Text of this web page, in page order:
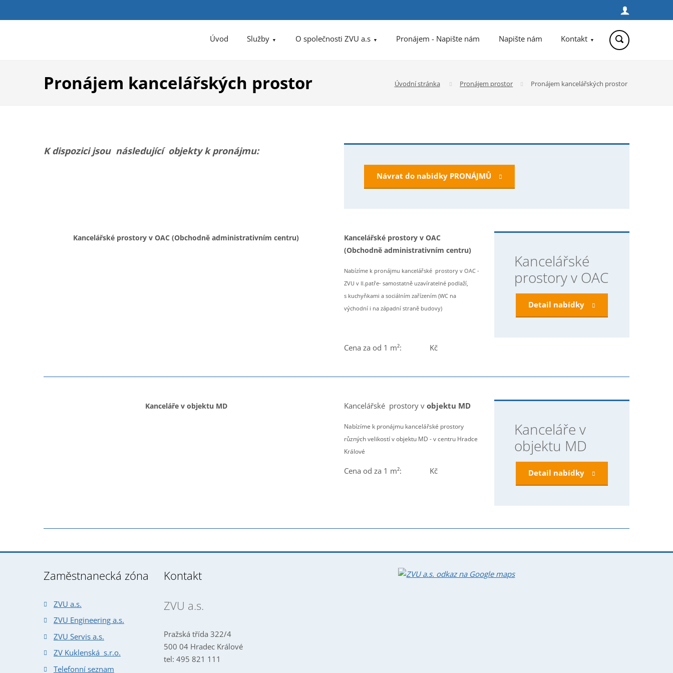
se
Úvod Služby O společnosti ZVU a.s Pronájem - Napište nám Napište nám Kontakt
Pronájem kancelářských prostor Úvodní stránka Pronájem prostor Pronájem kancelářských prostor
K dispozici jsou následující objekty k pronájmu:
Návrat do nabidky PRONÁJMŮ
Kancelářské prostory v OAC (Obchodně administrativním centru)
Kancelářské prostory v OAC
(Obchodně administrativním centru)
Nabízíme k pronájmu kancelářské prostory v OAC -
ZVU v II.patře- samostatně uzavíratelné podlaží,
s kuchyňkami a sociálním zařízením (WC na
východní i na západní straně budovy)
Cena za od 1 m²: Kč
Kancelářské
prostory v OAC
Detail nabídky
Kanceláře v objektu MD Kancelářské prostory v objektu MD
Nabízíme k pronájmu kancelářské prostory
různých velikostí v objektu MD - v centru Hradce
Králové
Cena od za 1 m²: Kč
Kanceláře v
objektu MD
Detail nabídky
Zaměstnanecká zóna
ZVU a.s.
ZVU Engineering a.s.
ZVU Servis a.s.
ZV Kuklenská s.r.o.
Telefonní seznam
Kontakt
ZVU a.s.
Pražská třída 322/4
500 04 Hradec Králové
tel: 495 821 111